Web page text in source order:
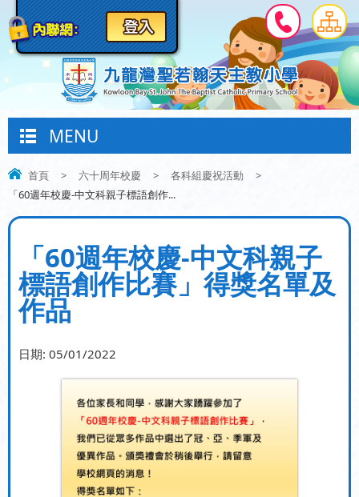
MENU
首頁 > 六十周年校慶 > 各科組慶祝活動
>
「60週年校慶-中文科親子標語創作...
「60週年校慶-中文科親子
標語創作比賽」得獎名單及
作品
日期: 05/01/2022